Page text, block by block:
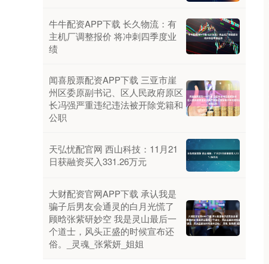
牛牛配资APP下载 长久物流：有
主机厂调整报价 将冲刺四季度业
绩
闻喜股票配资APP下载 三亚市崖
州区委原副书记、区人民政府原区
长冯强严重违纪违法被开除党籍和
公职
天弘忧配官网 西山科技：11月21
日获融资买入331.26万元
大财配资官网APP下载 承认我是
骗子后男友会通灵的白月光慌了
顾晗张紫研妙空 我是灵山最后一
个道士，风头正盛的时候宣布还
俗。_灵魂_张紫妍_姐姐